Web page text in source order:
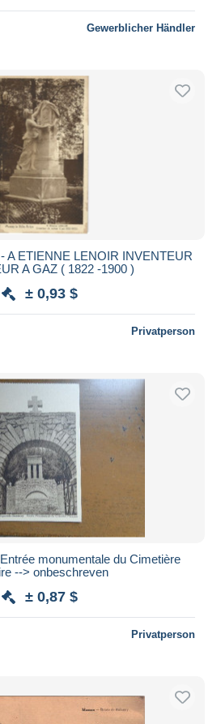
Gewerblicher Händler
A ETIENNE LENOIR INVENTEUR
A GAZ ( 1822 -1900 )
± 0,93 $
Privatperson
monumentale du Cimetière
--> onbeschreven
± 0,87 $
Privatperson